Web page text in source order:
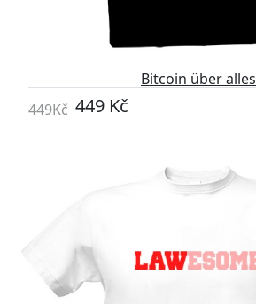
Bitcoin über alles
449Kč 449 Kč